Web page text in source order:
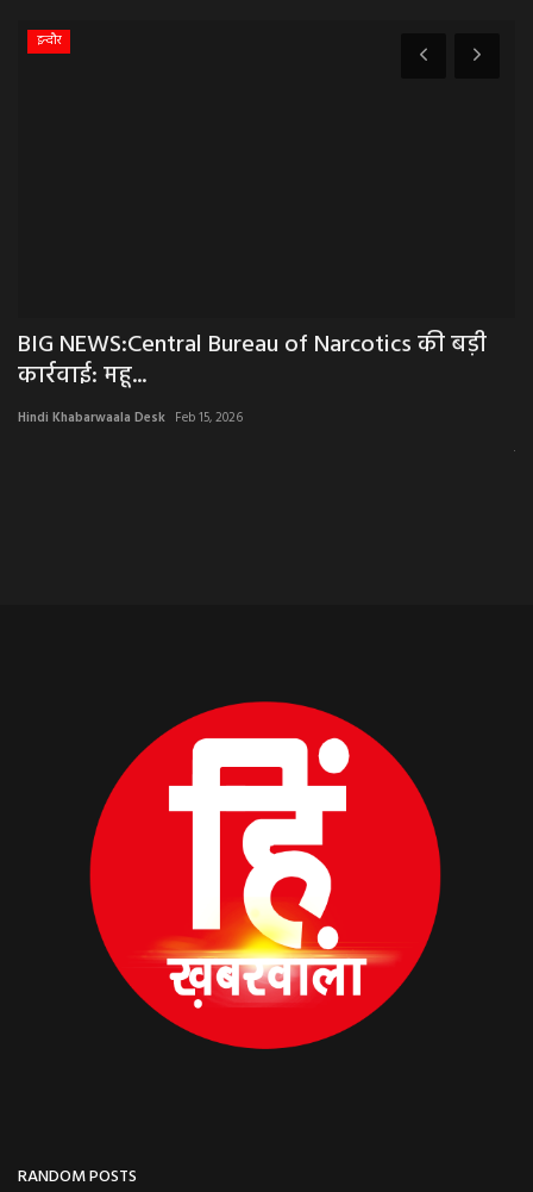
इन्दौर
BIG NEWS:Central Bureau of Narcotics की बड़ी
कार्रवाई: महू...
Hindi Khabarwaala Desk Feb 15, 2026
RANDOM POSTS